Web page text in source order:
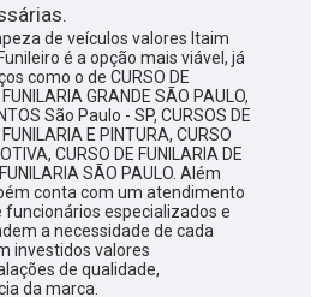
de veículos valores Itaim
é a opção mais viável, já
como o de CURSO DE
GRANDE SÃO PAULO,
São Paulo - SP, CURSOS DE
E PINTURA, CURSO
CURSO DE FUNILARIA DE
SÃO PAULO. Além
conta com um atendimento
funcionários especializados e
a necessidade de cada
investidos valores
de qualidade,
da marca.